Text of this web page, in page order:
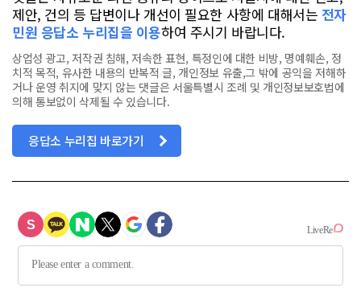
제안, 건의 등 답변이나 개선이 필요한 사항에 대해서는 전자
민원 응답소 누리집을 이용하여 주시기 바랍니다.
상업성 광고, 저작권 침해, 저속한 표현, 특정인에 대한 비방, 명예훼손, 정
치적 목적, 유사한 내용의 반복적 글, 개인정보 유출,그 밖에 공익을 저해하
거나 운영 취지에 맞지 않는 댓글은 서울특별시 조례 및 개인정보보호법에
의해 통보없이 삭제될 수 있습니다.
응답소 누리집 바로가기